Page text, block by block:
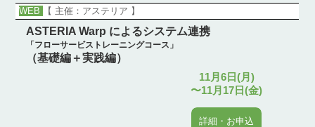
WEB 【 主催：アステリア 】
ASTERIA Warp によるシステム連携
「フローサービストレーニングコース」
（基礎編＋実践編）
11月6日(月)
〜11月17日(金)
詳細・お申込